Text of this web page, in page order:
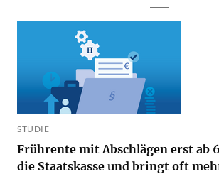
STUDIE
Frührente mit Abschlägen erst ab
die Staatskasse und bringt oft